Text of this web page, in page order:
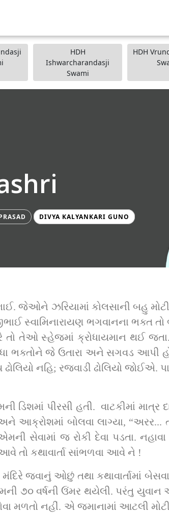
HDH
Ishwarcharandasji
Swami
HDH
DIVYA KALYANKARI GUNO
જેઓને ઝરિયામાં કોલસાની બહુ
સ્વામિનારાયણ ભગવાનના ભક્ત
તો તેઓ સ્હેજમાં ક્રોધાયમાન થઈ
ભક્તોને જે ઉતારા અને સગવડ આપી
નહિ; રજવાડી ઢોલિયો જોઈએ.
પીરસી હતી.  વાટકીમાં
બોલવા લાગ્યા, “અરર...
સેવામાં જ રોકી દેવા પડતા.
તો કથાવાર્તા સાંભળવા આવે ને !
જવાનું ઓછું તથા કથાવાર્તામાં
૭૦ વર્ષની ઉંમર થયેલી. પરંતુ
મળતો નહીં. એ જમાનામાં આટલી